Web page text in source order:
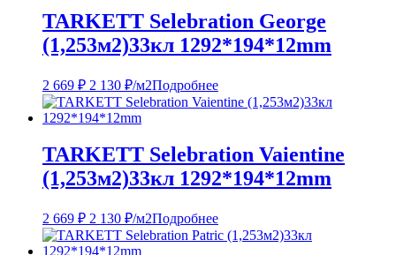
TARKETT Selebration George
(1,253м2)33кл 1292*194*12mm
2 669 ₽ 2 130 ₽/м2Подробнее
TARKETT Selebration Vaientine
(1,253м2)33кл 1292*194*12mm
2 669 ₽ 2 130 ₽/м2Подробнее